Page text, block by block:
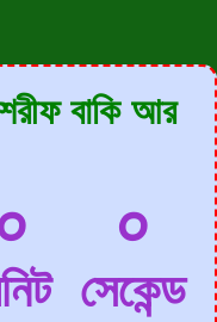
বাকি আর
০
সেকেন্ড